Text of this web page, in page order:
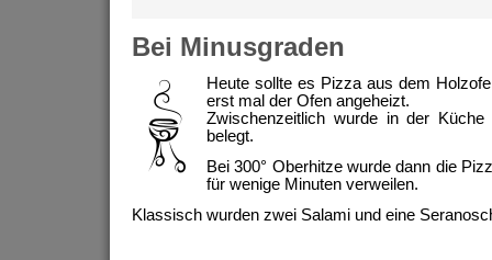
Bei Minusgraden
Heute sollte es Pizza aus dem
erst mal der Ofen angeheizt.
Zwischenzeitlich wurde in der Küche
belegt.
Bei 300° Oberhitze wurde dann die
für wenige Minuten verweilen.
Klassisch wurden zwei Salami und eine